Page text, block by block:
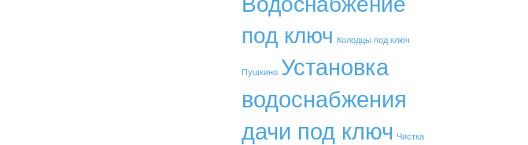
под ключ Колодцы под ключ
Пушкино Установка
водоснабжения
дачи под ключ Чистка